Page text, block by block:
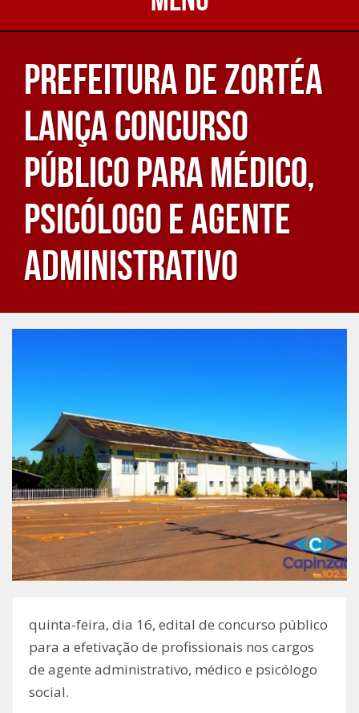
Prefeitura de Zortéa
lança concurso
público para médico,
psicólogo e agente
administrativo
quinta-feira, dia 16, edital de concurso público
para a efetivação de profissionais nos cargos
de agente administrativo, médico e psicólogo
social.